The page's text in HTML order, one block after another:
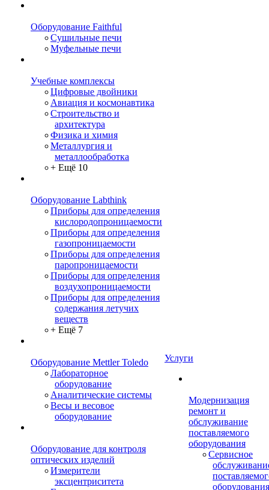
Оборудование Faithful
Сушильные печи
Муфельные печи
Учебные комплексы
Цифровые двойники
Авиация и космонавтика
Строительство и
архитектура
Физика и химия
Металлургия и
металлообработка
+ Ещё 10
Оборудование Labthink
Приборы для определения
кислородопроницаемости
Приборы для определения
газопроницаемости
Приборы для определения
паропроницаемости
Приборы для определения
воздухопроницаемости
Приборы для определения
содержания летучих
веществ
+ Ещё 7
Оборудование Mettler Toledo
Лабораторное
оборудование
Аналитические системы
Весы и весовое
оборудование
Оборудование для контроля
оптических изделий
Измерители
эксцентриситета
Услуги
Модернизация
ремонт и
обслуживание
поставляемого
оборудования
Сервисное
оборудования